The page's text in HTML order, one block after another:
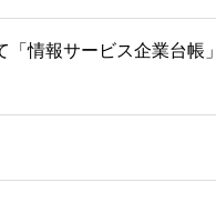
情報サービス企業台帳